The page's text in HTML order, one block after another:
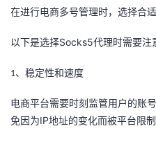
在进行电商多号管理时，选择合
以下是选择Socks5代理时需要注
1、 稳定性和速度
电商平台需要时刻监管用户的账
免因为IP地址的变化而被平台限制